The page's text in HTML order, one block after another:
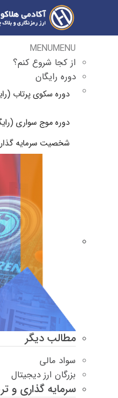
MENUMENU
از کجا شروع کنم؟
دوره رایگان
دوره سکوی پرتاب
دوره موج سواری
شخصیت سرمایه گذار
مطالب دیگر
سواد مالی
بزرگان ارز دیجیتال
سرمایه گذاری و